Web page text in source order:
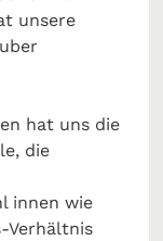
unsere
hat uns die
die
innen wie
Verhältnis